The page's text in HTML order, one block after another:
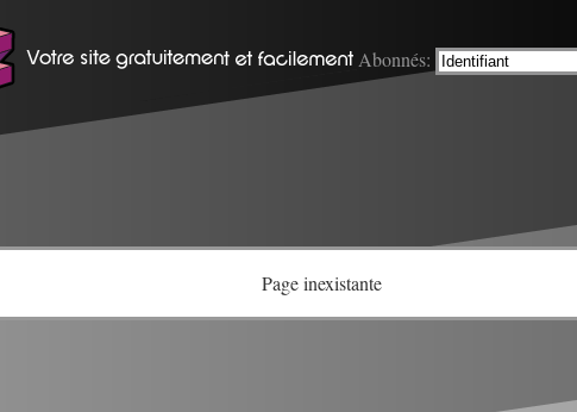
Abonnés:
Page inexistante